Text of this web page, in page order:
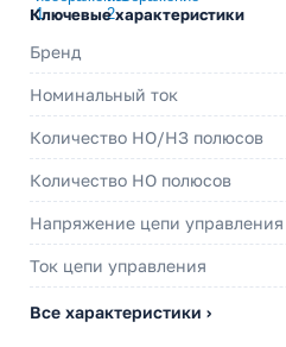
Ключевые характеристики
Бренд
Номинальный ток
Количество НО/НЗ полюсов
Количество НО полюсов
Напряжение цепи управления
Ток цепи управления
Все характеристики ›